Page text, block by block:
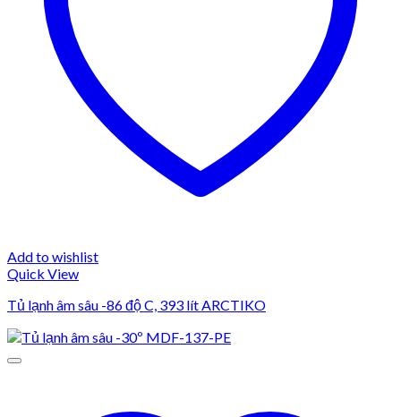
Add to wishlist
Quick View
Tủ lạnh âm sâu -86 độ C, 393 lít ARCTIKO